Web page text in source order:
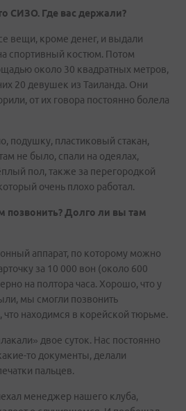
СИЗО. Где вас держали?
вещи, кроме денег, и выдали
спортивный костюм. Потом
около 30 квадратных метров,
20 девушек из Таиланда. Они
от их говора постоянно болела
подушку, пластиковый стакан,
не было, спали на одеялах,
пол, также за перегородкой
очень плохо работал.
позвонить?Долго ли вы там
аппарат, по которому можно
за 10 000 вон (около 600
на полтора часа. Хорошо, что у
мы смогли позвонить
что находимся в корейской тюрьме.
двое суток. Нас постоянно
то документы, делали
пальцев.
менеджер нашего клуба,